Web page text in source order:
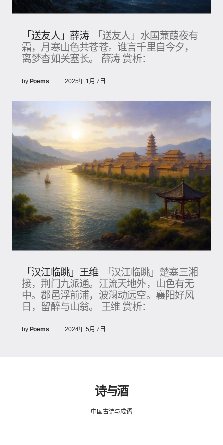
「送友人」薛涛
「送友人」水国蒹葭夜有
霜，月寒山色共苍苍。谁言千里自今夕，
离梦杳如关塞长。 薛涛 赏析：
by Poems 2025年 1月 7日
「汉江临眺」王维
「汉江临眺」楚塞三湘
接，荆门九派通。江流天地外，山色有无
中。郡邑浮前浦，波澜动远空。襄阳好风
日，留醉与山翁。 王维 赏析：
by Poems 2024年 5月 7日
诗与酒
中国古诗与成语